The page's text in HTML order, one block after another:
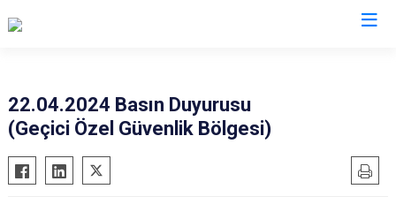
22.04.2024 Basın Duyurusu
(Geçici Özel Güvenlik Bölgesi)